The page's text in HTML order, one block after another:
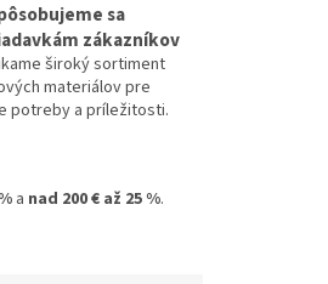
sa
zákazníkov
široký sortiment
materiálov pre
potreby a príležitosti.
a nad 200 € až 25 %.